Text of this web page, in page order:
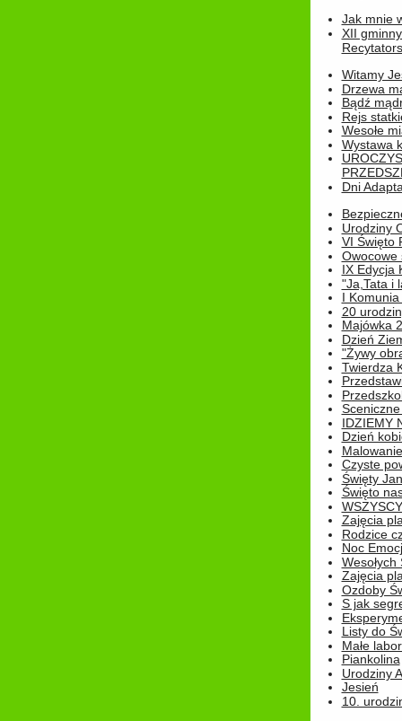
Jak mnie
XII
Witamy
Drzewa
Bądź
Rejs
Wesołe
Wystawa
Dni
Urodziny
VI Święto
Owocowe
IX Edycja
"Ja,Tata i
I
20
Majówka
Dzień
"Żywy
Twierdza
IDZIEMY
Dzień
Czyste
Święty
Święto
Zajęcia
Rodzice
Noc
Wesołych
Zajęcia
Ozdoby
S jak
Listy do
Małe
Piankolina
Urodziny
Jesień
10.